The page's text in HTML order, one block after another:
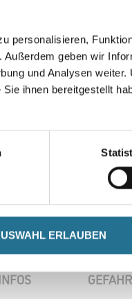
personalisieren,
geben wir
und Analysen
ihnen bereitgestellt
ERLAUBEN
Gebinde